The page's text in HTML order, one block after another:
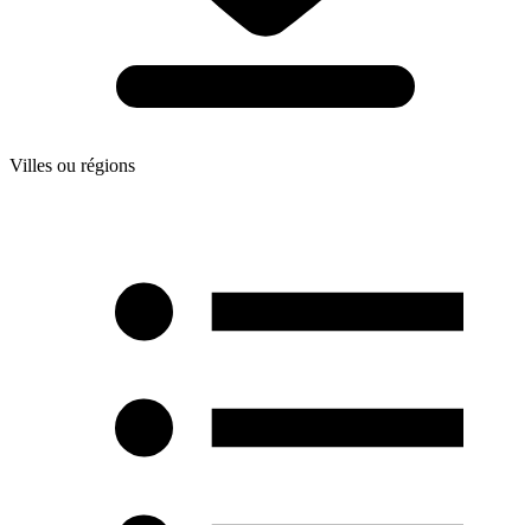
Villes ou régions